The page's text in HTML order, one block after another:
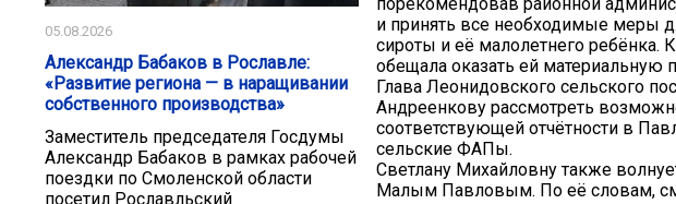
05.08.2026
Александр Бабаков в Рославле:
«Развитие региона — в наращивании
собственного производства»
Заместитель председателя Госдумы
Александр Бабаков в рамках рабочей
поездки по Смоленской области
посетил Рославльский
и принять все необходимые меры
сироты и её малолетнего ребёнка.
обещала оказать ей материальную
Глава Леонидовского сельского
Андреенкову рассмотреть
соответствующей отчётности в
сельские ФАПы.
Светлану Михайловну также
Малым Павловым. По её словам,